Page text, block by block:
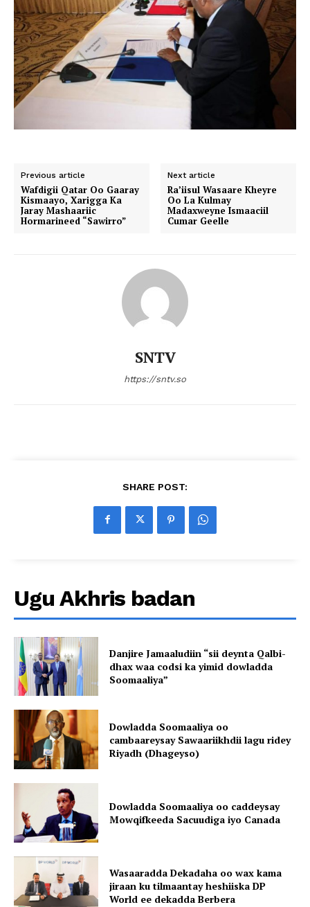
Previous article
Wafdigii Qatar Oo Gaaray
Kismaayo, Xarigga Ka
Jaray Mashaariic
Hormarineed “Sawirro”
Next article
Ra’iisul Wasaare Kheyre
Oo La Kulmay
Madaxweyne Ismaaciil
Cumar Geelle
SNTV
https://sntv.so
SHARE POST:
Ugu Akhris badan
Danjire Jamaaludiin “sii deynta Qalbi-
dhax waa codsi ka yimid dowladda
Soomaaliya”
Dowladda Soomaaliya oo
cambaareysay Sawaariikhdii lagu ridey
Riyadh (Dhageyso)
Dowladda Soomaaliya oo caddeysay
Mowqifkeeda Sacuudiga iyo Canada
Wasaaradda Dekadaha oo wax kama
jiraan ku tilmaantay heshiiska DP
World ee dekadda Berbera